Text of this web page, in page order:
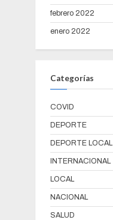
febrero 2022
enero 2022
Categorías
COVID
DEPORTE
DEPORTE LOCAL
INTERNACIONAL
LOCAL
NACIONAL
SALUD